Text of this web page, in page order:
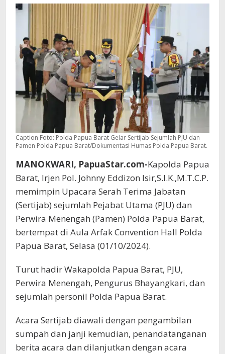
Caption Foto: Polda Papua Barat Gelar Sertijab Sejumlah PJU dan
Pamen Polda Papua Barat/Dokumentasi Humas Polda Papua Barat.
MANOKWARI, PapuaStar.com-Kapolda Papua
Barat, Irjen Pol. Johnny Eddizon Isir,S.I.K.,M.T.C.P.
memimpin Upacara Serah Terima Jabatan
(Sertijab) sejumlah Pejabat Utama (PJU) dan
Perwira Menengah (Pamen) Polda Papua Barat,
bertempat di Aula Arfak Convention Hall Polda
Papua Barat, Selasa (01/10/2024).
Turut hadir Wakapolda Papua Barat, PJU,
Perwira Menengah, Pengurus Bhayangkari, dan
sejumlah personil Polda Papua Barat.
Acara Sertijab diawali dengan pengambilan
sumpah dan janji kemudian, penandatanganan
berita acara dan dilanjutkan dengan acara